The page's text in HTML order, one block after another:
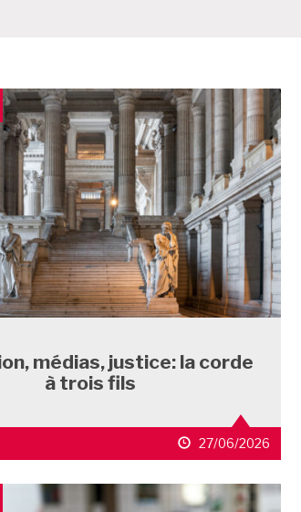
médias, justice: la corde
à trois fils
27/06/2026